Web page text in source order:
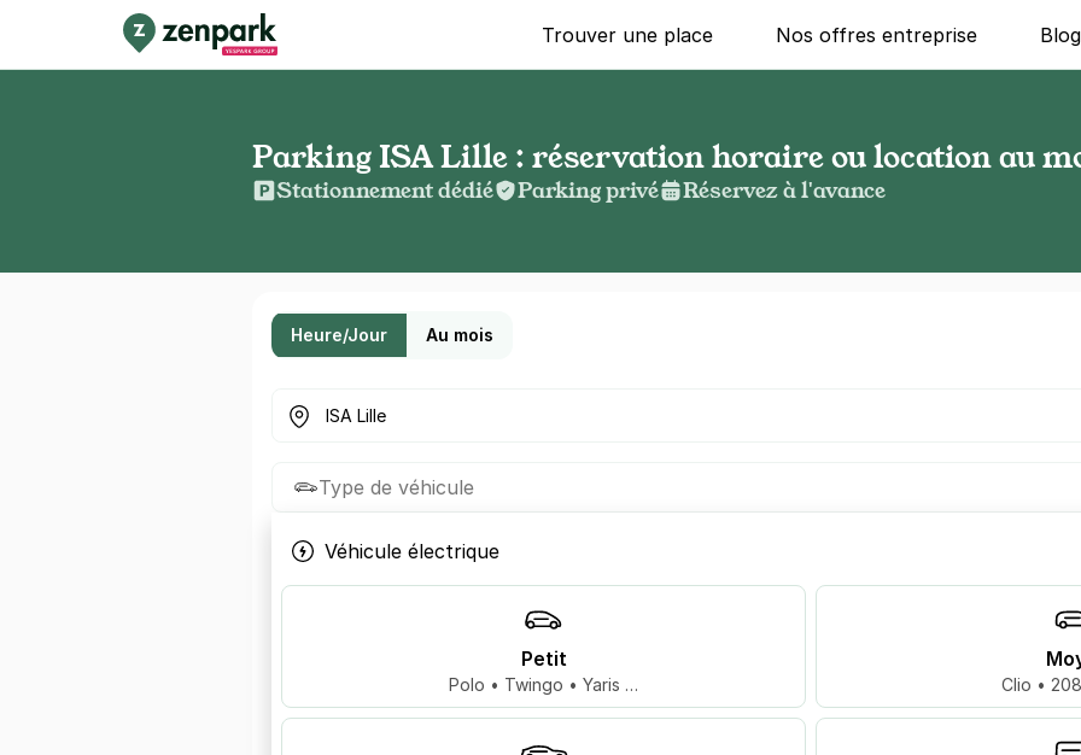
Trouver une place Nos offres entreprise Blog
Parking ISA Lille : réservation horaire ou location au
Stationnement dédié Parking privé Réservez à l'avance
Heure/Jour Au mois
Où cherchez-vous un parking ?
Type de véhicule
Véhicule électrique
Petit
Polo • Twingo • Yaris … Clio •